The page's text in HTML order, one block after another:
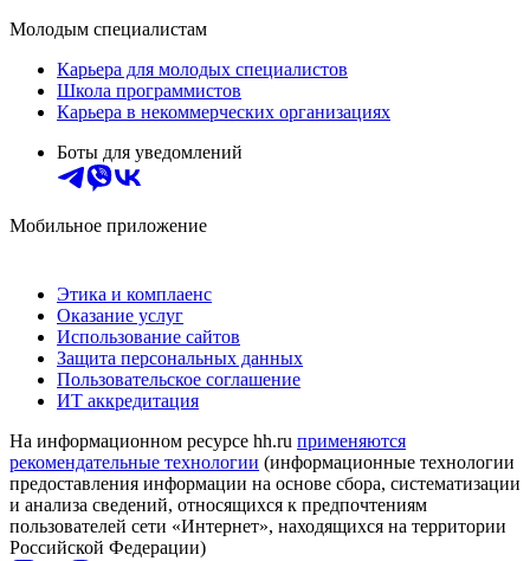
Молодым специалистам
Карьера для молодых специалистов
Школа программистов
Карьера в некоммерческих организациях
Боты для уведомлений
Мобильное приложение
Этика и комплаенс
Оказание услуг
Использование сайтов
Защита персональных данных
Пользовательское соглашение
ИТ аккредитация
На информационном ресурсе hh.ru применяются
рекомендательные технологии (информационные технологии
предоставления информации на основе сбора, систематизации
и анализа сведений, относящихся к предпочтениям
пользователей сети «Интернет», находящихся на территории
Российской Федерации)